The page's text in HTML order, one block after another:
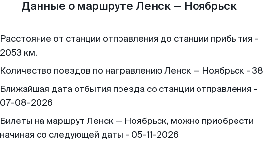
Данные о маршруте Ленск — Ноябрьск
Расстояние от станции отправления до станции прибытия -
2053 км.
Количество поездов по направлению Ленск — Ноябрьск - 38
Ближайшая дата отбытия поезда со станции отправления -
07-08-2026
Билеты на маршрут Ленск — Ноябрьск, можно приобрести
начиная со следующей даты - 05-11-2026